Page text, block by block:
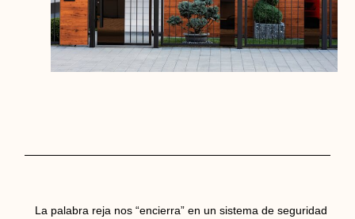
La palabra reja nos “encierra” en un sistema de seguridad